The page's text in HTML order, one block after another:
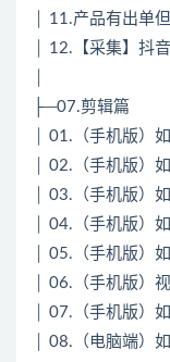
│ 11.产品有出单
│ 12.【采集】抖
├─07.剪辑篇
│ 01.（手机版）
│ 02.（手机版）
│ 03.（手机版）
│ 04.（手机版）
│ 05.（手机版）
│ 06.（手机版）
│ 07.（手机版）
│ 08.（电脑端）